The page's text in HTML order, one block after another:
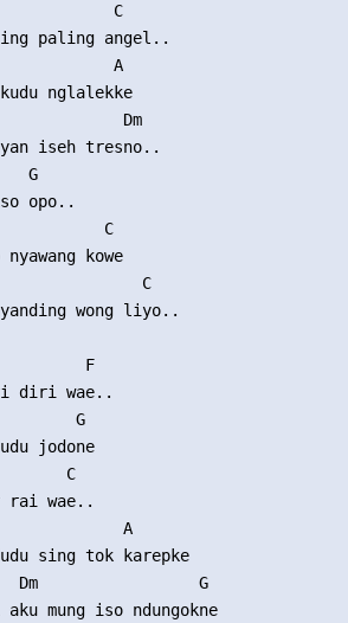
C
paling angel..
A
nglalekke
Dm
iseh tresno..
G
opo..
C
nyawang kowe
C
wong liyo..
F
diri wae..
G
jodone
C
rai wae..
A
sing tok karepke
Dm                 G
mung iso ndungokne